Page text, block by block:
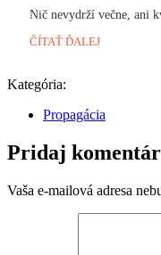
Nič nevydrží večne, ani
ČÍTAŤ ĎALEJ
Kategória:
Propagácia
Pridaj komentár
Vaša e-mailová adresa